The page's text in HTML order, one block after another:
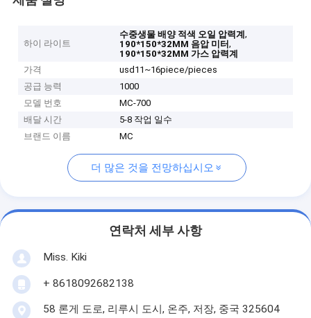
하이 라이트
수중생물 배양 적색 오일 압력계,
190*150*32MM 음압 미터,
190*150*32MM 가스 압력계
가격
usd11~16piece/pieces
공급 능력
1000
모델 번호
MC-700
배달 시간
5-8 작업 일수
브랜드 이름
MC
더 많은 것을 전망하십시오
연락처 세부 사항
Miss. Kiki
+ 8618092682138
58 론게 도로, 리루시 도시, 온주, 저장, 중국 325604